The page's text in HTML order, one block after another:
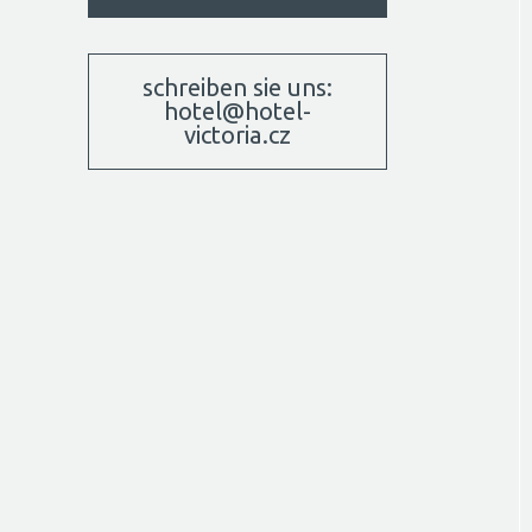
schreiben sie uns:
hotel@hotel-
victoria.cz